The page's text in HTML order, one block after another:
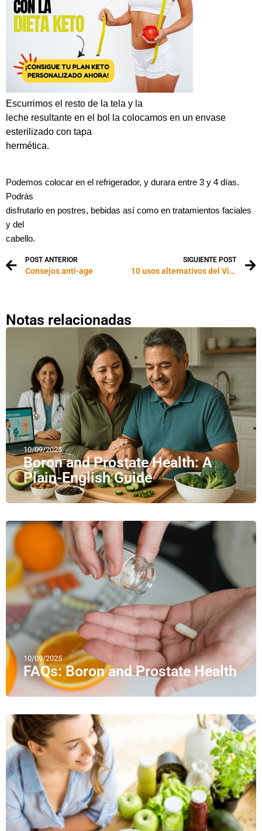
Escurrimos el resto de la tela y la
leche resultante en el bol la colocamos en un envase
esterilizado con tapa
hermética.
Podemos colocar en el refrigerador, y durara entre 3 y 4 días.
Podrás
disfrutarlo en postres, bebidas así como en tratamientos faciales
y del
cabello.
POST ANTERIOR
Consejos anti-age
SIGUIENTE POST
10 usos alternativos del Vicks Vaporub
Notas relacionadas
10/09/2025
Boron and Prostate Health: A
Plain-English Guide
10/09/2025
FAQs: Boron and Prostate Health